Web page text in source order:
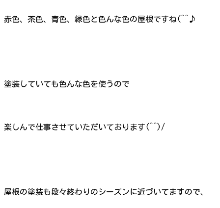
赤色、茶色、青色、緑色と色んな色の屋根ですね(^^♪
塗装していても色んな色を使うので
楽しんで仕事させていただいております(^^)/
屋根の塗装も段々終わりのシーズンに近づいてますので、